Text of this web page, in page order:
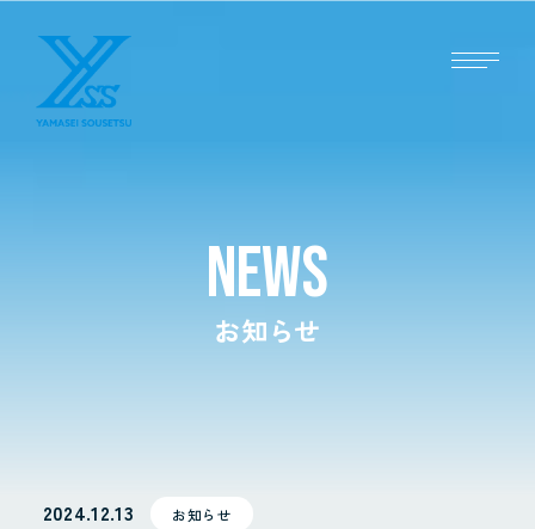
NEWS
お知らせ
2024.12.13 お知らせ